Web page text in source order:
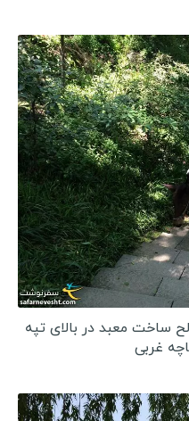
ساخت معبد در بالای تپه
غربی